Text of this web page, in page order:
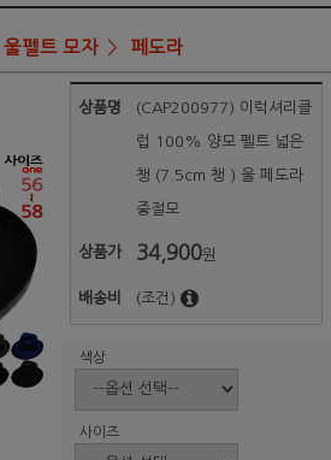
울펠트 모자 페도라
상품명 (CAP200977) 이럭셔리클
럽 100% 양모 펠트 넓은
챙 (7.5cm 챙 ) 울 페도라
중절모
상품가 34,900원
배송비 (조건)
색상
사이즈